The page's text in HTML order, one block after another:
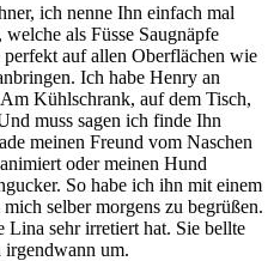
ich nenne Ihn einfach mal
als Füsse Saugnäpfe
auf allen Oberflächen wie
Ich habe Henry an
Kühlschrank, auf dem Tisch,
muss sagen ich finde Ihn
meinen Freund vom Naschen
oder meinen Hund
So habe ich ihn mit einem
selber morgens zu begrüßen.
Lina sehr irretiert hat. Sie bellte
irgendwann um.